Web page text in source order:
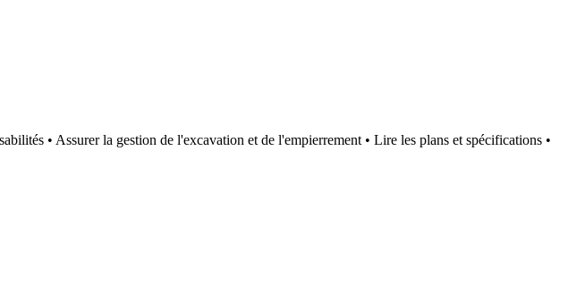
• Assurer la gestion de l'excavation et de l'empierrement • Lire les plans et spécifications •